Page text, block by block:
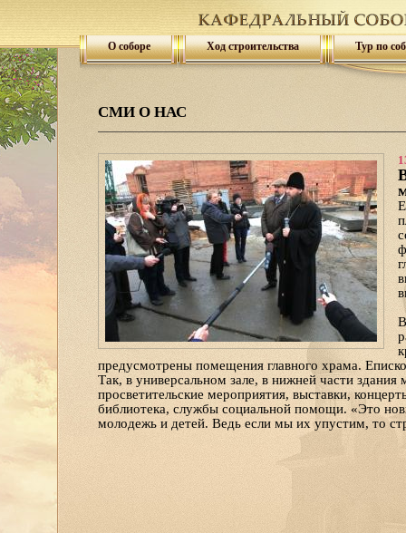
О соборе Ход строительства Тур по
СМИ О НАС
предусмотрены помещения главного храма.
Так, в универсальном зале, в нижней части
просветительские мероприятия, выставки,
библиотека, службы социальной помощи. «Это
молодежь и детей. Ведь если мы их упустим, то